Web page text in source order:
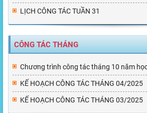
LỊCH CÔNG TÁC TUẦN 31
CÔNG TÁC THÁNG
Chương trình công tác tháng 10 năm
KẾ HOẠCH CÔNG TÁC THÁNG 04/2025
KẾ HOẠCH CÔNG TÁC THÁNG 03/2025